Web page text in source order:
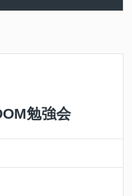
勉強会